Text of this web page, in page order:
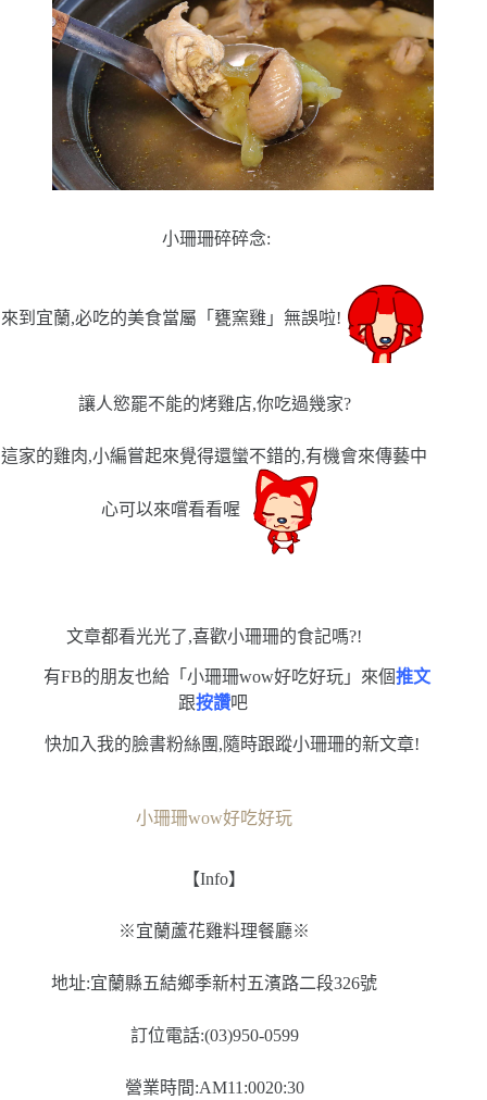
小珊珊碎碎念:
來到宜蘭,必吃的美食當屬「甕窯雞」無誤啦!
讓人慾罷不能的烤雞店,你吃過幾家?
這家的雞肉,小編嘗起來覺得還蠻不錯的,有機會來傳藝中
心可以來嚐看看喔
文章都看光光了,喜歡小珊珊的食記嗎?!
有FB的朋友也給「小珊珊wow好吃好玩」來個推文
跟按讚吧
快加入我的臉書粉絲團,隨時跟蹤小珊珊的新文章!
小珊珊wow好吃好玩
【Info】
※宜蘭蘆花雞料理餐廳※
地址:宜蘭縣五結鄉季新村五濱路二段326號
訂位電話:(03)950-0599
營業時間:AM11:0020:30